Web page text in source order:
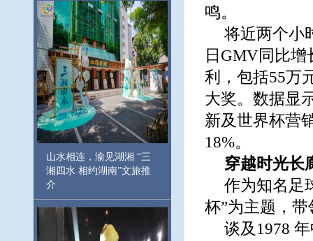
山水相连，渝见湖湘 “三
湘四水 相约湖南”文旅推
介
鸣。
将近两个小
日GMV同比
利，包括55万
大奖。数据显
新及世界杯营
18%。
穿越时光长
作为知名足
杯”为主题，
谈及1978